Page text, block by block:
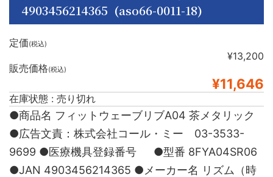
4903456214365 (aso66-0011-18)
定価(税込)
¥13,200
販売価格(税込)
¥11,646
在庫状態 : 売り切れ
●商品名 フィットウェーブリブA04 茶メタリック
●広告文責：株式会社コール・ミー 03-3533-
9699 ●医療機具登録番号 ●型番 8FYA04SR06
●JAN 4903456214365 ●メーカー名 リズム（時